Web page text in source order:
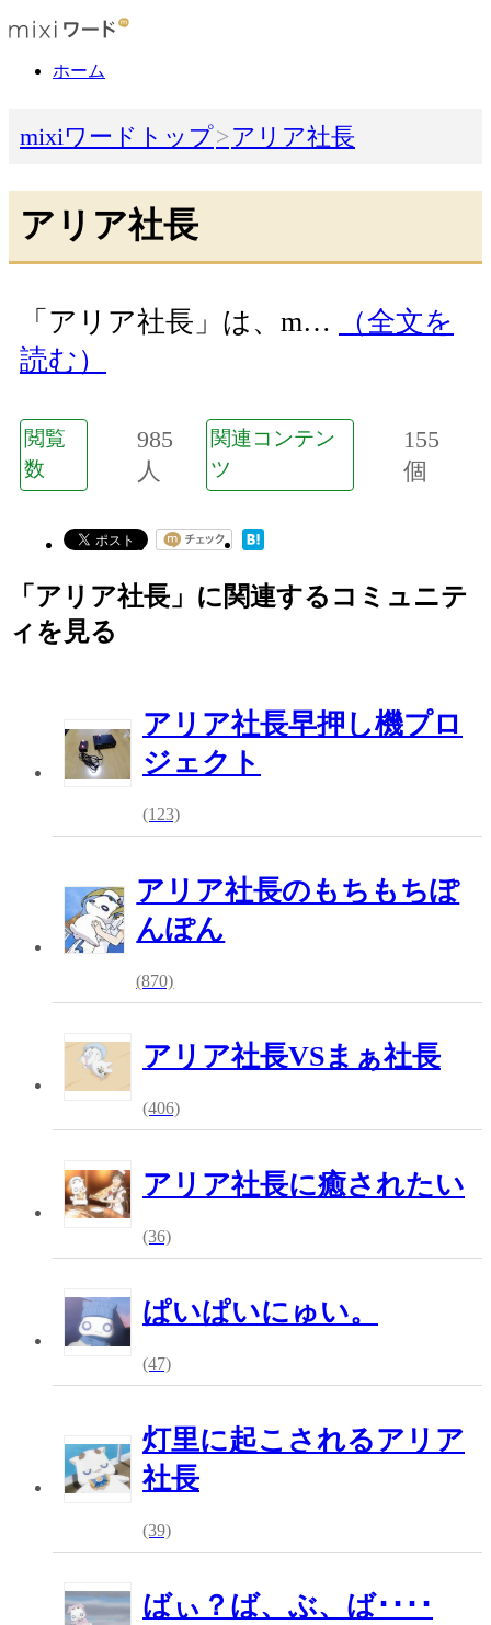
ホーム
mixiワードトップ アリア社長
アリア社長
「アリア社長」は、m…
（全文を
読む）
閲覧
数
985
人
関連コンテン
ツ
155
個
「アリア社長」に関連するコミュニテ
ィを見る
アリア社長早押し機プロ
ジェクト
(123)
アリア社長のもちもちぽ
んぽん
(870)
アリア社長VSまぁ社長
(406)
アリア社長に癒されたい
(36)
ぱいぱいにゅい。
(47)
灯里に起こされるアリア
社長
(39)
ばぃ？ば、ぶ、ば････